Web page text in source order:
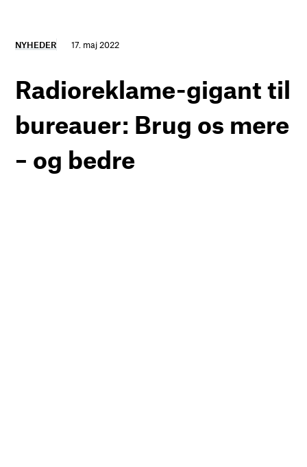
NYHEDER 17. maj 2022
Radioreklame-gigant til
bureauer: Brug os mere
– og bedre